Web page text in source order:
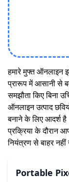
हमारे मुफ्त ऑनलाइन
प्रारूप में आसानी से
समझौता किए बिना
ऑनलाइन उत्पाद
बनाने के लिए आदर्श
प्रक्रिया के दौरान
नियंत्रण से बाहर नहीं
Portable